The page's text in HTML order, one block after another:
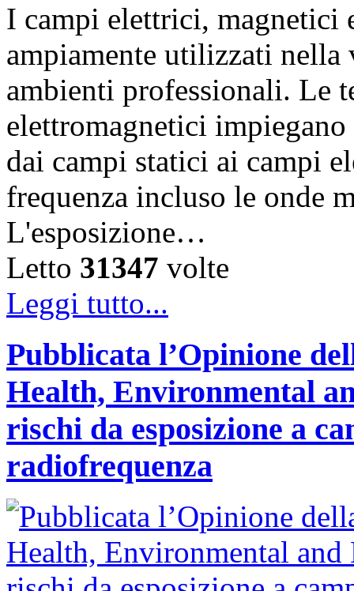
I campi elettrici, magnetici
ampiamente utilizzati
ambienti professionali. Le
elettromagnetici
dai campi statici ai campi
frequenza incluso le onde
L'esposizione…
Letto 31347 volte
Leggi tutto...
Pubblicata l’Opinione
Health, Environmental
rischi da esposizione a
radiofrequenza